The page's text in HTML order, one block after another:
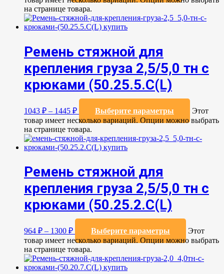
на странице товара.
Ремень стяжной для
крепления груза 2,5/5,0 тн с
крюками (50.25.5.C(L)
1043 ₽ – 1445 ₽ Выберите параметры
Этот
товар имеет несколько вариаций. Опции можно выбрать
на странице товара.
Ремень стяжной для
крепления груза 2,5/5,0 тн с
крюками (50.25.2.C(L)
964 ₽ – 1300 ₽ Выберите параметры
Этот
товар имеет несколько вариаций. Опции можно выбрать
на странице товара.